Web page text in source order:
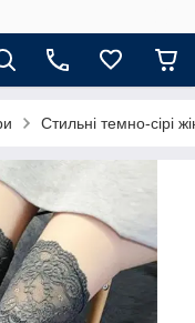
Стильні темно-сірі